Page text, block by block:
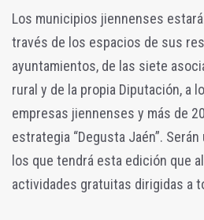
Los municipios jiennenses
través de los espacios de sus
ayuntamientos, de las siete
rural y de la propia Diputación, a
empresas jiennenses y más de
estrategia “Degusta Jaén”.
los que tendrá esta edición que
actividades gratuitas dirigidas a